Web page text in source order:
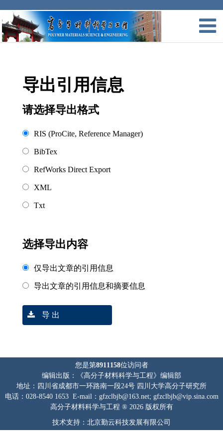
导出引用信息
请选择导出格式
RIS (ProCite, Reference Manager)
BibTex
RefWorks Direct Export
XML
Txt
选择导出内容
仅导出文章的引用信息
导出文章的引用信息和摘要信息
导 出
您是第8911158位访问者
编辑出版：《高分子材料科学与工程》编辑部
地址：四川省成都市一环路南一段24号 四川大学高分子研究所
电话：028-8540 1653 E-mail：gfzclbjb@163.net; gfzclbjb@vip.sina.com
高分子材料科学与工程 ® 2026 版权所有
技术支持：北京勤云科技发展有限公司